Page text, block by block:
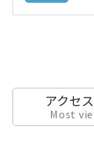
アクセ
Most